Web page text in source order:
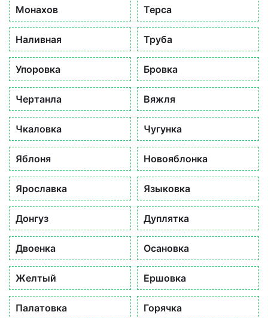
Монахов Терса
Наливная Труба
Упоровка Бровка
Чертанла Вяжля
Чкаловка Чугунка
Яблоня Новояблонка
Ярославка Языковка
Донгуз Дуплятка
Двоенка Осановка
Желтый Ершовка
Палатовка Горячка